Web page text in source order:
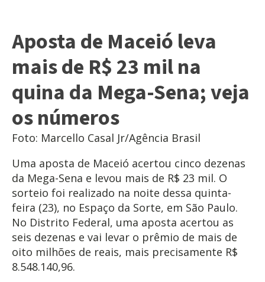
Aposta de Maceió leva
mais de R$ 23 mil na
quina da Mega-Sena; veja
os números
Foto: Marcello Casal Jr/Agência Brasil
Uma aposta de Maceió acertou cinco dezenas
da Mega-Sena e levou mais de R$ 23 mil. O
sorteio foi realizado na noite dessa quinta-
feira (23), no Espaço da Sorte, em São Paulo.
No Distrito Federal, uma aposta acertou as
seis dezenas e vai levar o prêmio de mais de
oito milhões de reais, mais precisamente R$
8.548.140,96.